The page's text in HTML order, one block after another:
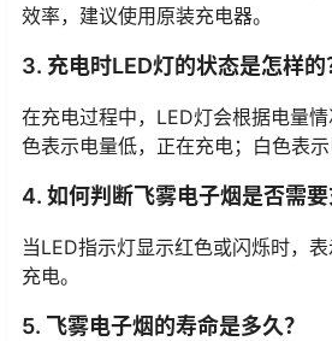
效率，建议使用原装充电器。
3. 充电时LED灯的状态是怎样的
在充电过程中，LED灯会根据电量
色表示电量低，正在充电；白色表示
4. 如何判断飞雾电子烟是否需要
当LED指示灯显示红色或闪烁时，
充电。
5. 飞雾电子烟的寿命是多久？